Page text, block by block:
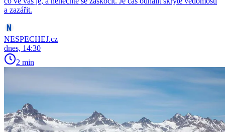
a zazářit.
NESPECHEJ.cz
dnes, 14:30
2 min